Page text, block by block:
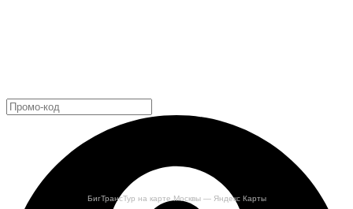
БигТрансТур на карте Москвы — Яндекс Карты